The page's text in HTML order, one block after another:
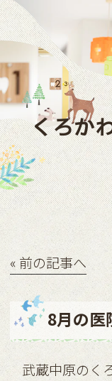
くろか
« 前の記事へ
8月の医
武蔵中原のく